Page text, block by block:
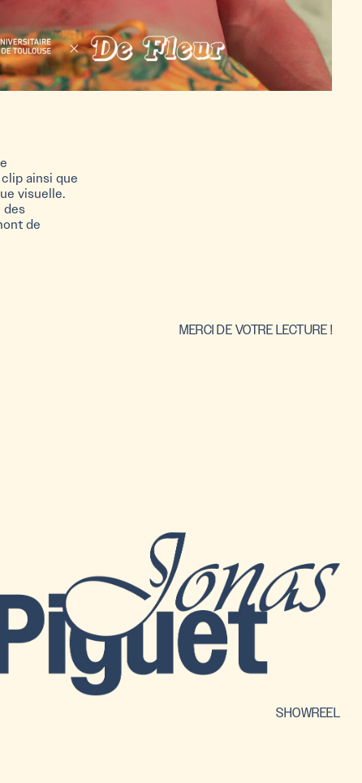
ainsi que
visuelle.
des
de
MERCI DE VOTRE LECTURE !
SHOWREEL